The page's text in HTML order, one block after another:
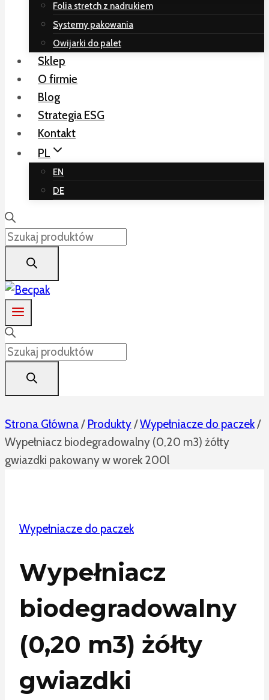
Folia stretch z nadrukiem
Systemy pakowania
Owijarki do palet
Sklep
O firmie
Blog
Strategia ESG
Kontakt
PL
EN
DE
Wyszukiwarka
produktów
Wyszukiwarka
produktów
Strona Główna/ Produkty/Wypełniacze do paczek/
Wypełniacz biodegradowalny (0,20 m3) żółty
gwiazdki pakowany w worek 200l
Wypełniacze do paczek
Wypełniacz
biodegradowalny
(0,20 m3) żółty
gwiazdki